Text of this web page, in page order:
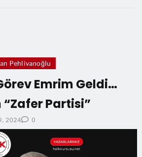
Pehlivanoğlu
Emrim Geldi…
Partisi”
2024 0